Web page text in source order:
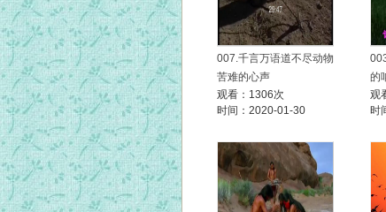
007.千言万语道不尽动物
苦难的心声
观看：1306次
时间：2020-01-30
的
观
时